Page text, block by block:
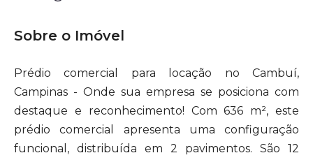
Sobre o Imóvel
Prédio comercial para locação no Cambuí,
Campinas - Onde sua empresa se posiciona com
destaque e reconhecimento! Com 636 m², este
prédio comercial apresenta uma configuração
funcional, distribuída em 2 pavimentos. São 12